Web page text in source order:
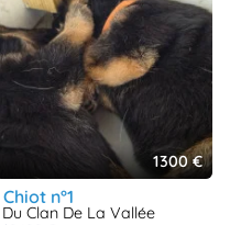
1300 €
chiot n°1
Du Clan De La Vallée